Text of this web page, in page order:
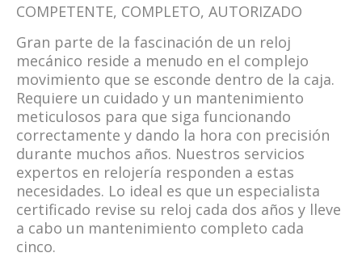
un brillante acabado en tono dorado e
incorpora un colgante de bolso adornado con
el logotipo de la marca. El icónico diseño de
círculo de cable trenzado de la cadena añade
un toque de sofisticación.
COMPETENTE, COMPLETO, AUTORIZADO
Gran parte de la fascinación de un reloj
mecánico reside a menudo en el complejo
movimiento que se esconde dentro de la caja.
Requiere un cuidado y un mantenimiento
meticulosos para que siga funcionando
correctamente y dando la hora con precisión
durante muchos años. Nuestros servicios
expertos en relojería responden a estas
necesidades. Lo ideal es que un especialista
certificado revise su reloj cada dos años y lleve
a cabo un mantenimiento completo cada
cinco.